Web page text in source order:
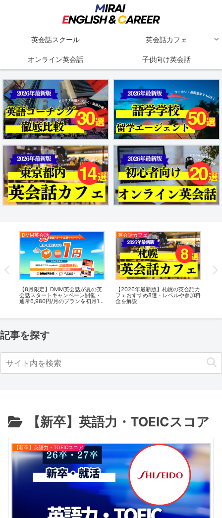
英会話スクール 英会話カフェ
オンライン英会話 子供向け英会話
DMM英会話
【8月限定】DMM英会話が夏の英
会話スタートキャンペーン開催・
通常6,980円/月のプランを初月1円
英会話カフェ
【2026年最新版】札幌の英会話カ
フェおすすめ8選・レベルや参加料
金を解説
記事を探す
【新卒】英語力・TOEICスコア
【新卒】英語力・TOEICスコア